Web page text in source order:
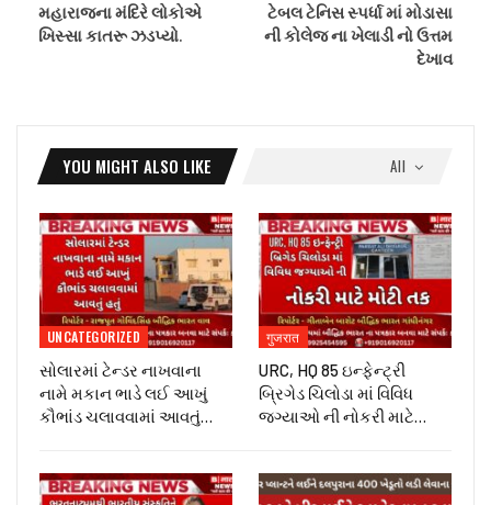
મહારાજના મંદિરે લોકોએ
ખિસ્સા કાતરૂ ઝડપ્યો.
ટેબલ ટેનિસ સ્પર્ધા માં મોડાસા
ની કોલેજ ના ખેલાડી નો ઉત્તમ
દેખાવ
All
YOU MIGHT ALSO LIKE
UNCATEGORIZED
સોલારમાં ટેન્ડર નાખવાના
નામે મકાન ભાડે લઈ આખું
કૌભાંડ ચલાવવામાં આવતું…
गुजरात
URC, HQ 85 ઇન્ફેન્ટ્રી
બ્રિગેડ ચિલોડા માં વિવિધ
જગ્યાઓ ની નોકરી માટે…